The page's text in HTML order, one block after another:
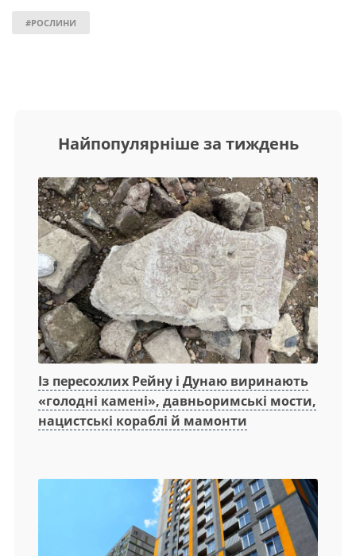
#РОСЛИНИ
Найпопулярніше за тиждень
Із пересохлих Рейну і Дунаю виринають
«голодні камені», давньоримські мости,
нацистські кораблі й мамонти